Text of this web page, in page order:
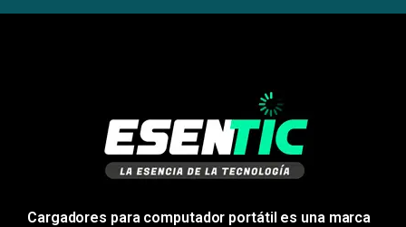
Cargadores para computador portátil es una marca